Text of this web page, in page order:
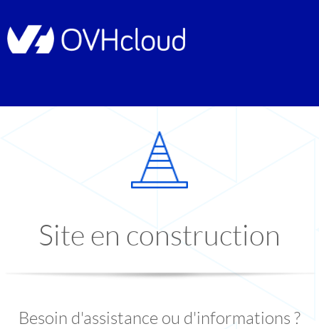
Site en construction
Besoin d'assistance ou d'informations ?